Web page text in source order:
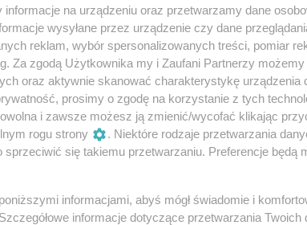
48 / 94
informacje na urządzeniu oraz przetwarzamy dane
wysyłane przez urządzenie czy dane
reklam, wybór spersonalizowanych treści, pomiar
Za zgodą Użytkownika my i Zaufani Partnerzy
oraz aktywnie skanować charakterystykę urządzenia
prosimy o zgodę na korzystanie z tych
i zawsze możesz ją zmienić/wycofać klikając
rogu strony
. Niektóre rodzaje przetwarzania
sprzeciwić się takiemu przetwarzaniu. Preferencje będą
informacjami, abyś mógł świadomie i
informacje dotyczące przetwarzania